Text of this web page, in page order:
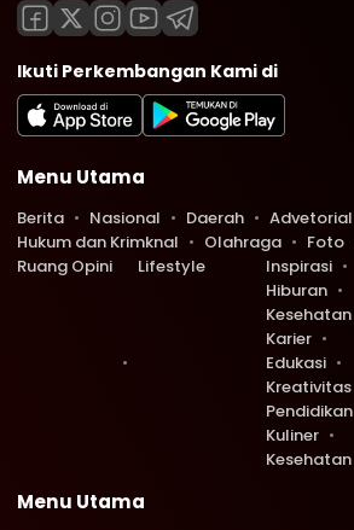
Ikuti Perkembangan Kami di
Menu Utama
Berita Nasional Daerah
Advetorial
Hukum dan Krimknal
Olahraga Foto
Ruang Opini
Lifestyle
Inspirasi
Hiburan
Kesehatan
Karier
Edukasi
Kreativitas
Pendidikan
Kuliner
Kesehatan
Menu Utama